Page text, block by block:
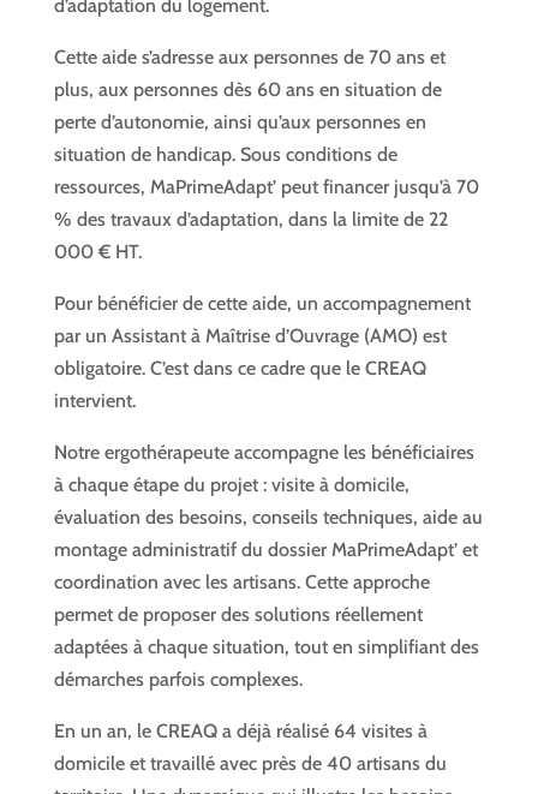
d’adaptation du logement.
Cette aide s’adresse aux personnes de 70 ans et
plus, aux personnes dès 60 ans en situation de
perte d’autonomie, ainsi qu’aux personnes en
situation de handicap. Sous conditions de
ressources, MaPrimeAdapt’ peut financer jusqu’à 70
% des travaux d’adaptation, dans la limite de 22
000 € HT.
Pour bénéficier de cette aide, un accompagnement
par un Assistant à Maîtrise d’Ouvrage (AMO) est
obligatoire. C’est dans ce cadre que le CREAQ
intervient.
Notre ergothérapeute accompagne les bénéficiaires
à chaque étape du projet : visite à domicile,
évaluation des besoins, conseils techniques, aide au
montage administratif du dossier MaPrimeAdapt’ et
coordination avec les artisans. Cette approche
permet de proposer des solutions réellement
adaptées à chaque situation, tout en simplifiant des
démarches parfois complexes.
En un an, le CREAQ a déjà réalisé 64 visites à
domicile et travaillé avec près de 40 artisans du